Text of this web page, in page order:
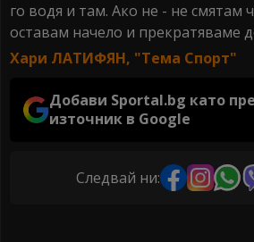
го водя и там. Ако не - не смятам
оставам начело и прекратяваме
Хари ЛАТИФЯН, "Тема Спорт"
Добави Sportal.bg като
източник в Google
Следвай ни: